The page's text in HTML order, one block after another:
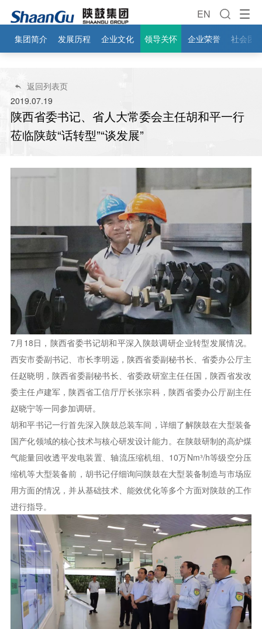
EN
集团简介 发展历程 企业文化 领导关怀 企业荣誉 社会团

返回列表页
2019.07.19
陕西省委书记、省人大常委会主任胡和平一行
莅临陕鼓“话转型”“谈发展”
7月18日，陕西省委书记胡和平深入陕鼓调研企业转型发展情况。
西安市委副书记、市长李明远，陕西省委副秘书长、省委办公厅主
任赵晓明，陕西省委副秘书长、省委政研室主任任国，陕西省发改
委主任卢建军，陕西省工信厅厅长张宗科，陕西省委办公厅副主任
赵晓宁等一同参加调研。
胡和平书记一行首先深入陕鼓总装车间，详细了解陕鼓在大型装备
国产化领域的核心技术与核心研发设计能力。在陕鼓研制的高炉煤
气能量回收透平发电装置、轴流压缩机组、10万Nm³/h等级空分压
缩机等大型装备前，胡书记仔细询问陕鼓在大型装备制造与市场应
用方面的情况，并从基础技术、能效优化等多个方面对陕鼓的工作
进行指导。